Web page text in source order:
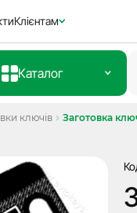
Клієнтам
Каталог
ключів Заготовка